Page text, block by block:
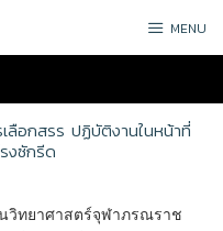
MENU
ลือกสรร ปฏิบัติงานในหน้าที่
งซักรีด
นวิทยาศาสตร์จุฬาภรณราช